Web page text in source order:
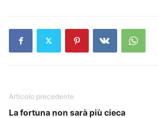
Articolo precedente
La fortuna non sarà più cieca